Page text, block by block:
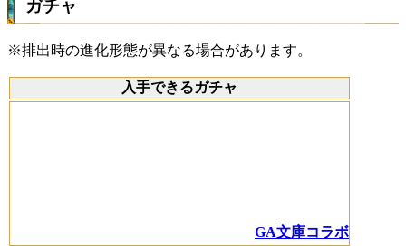
ガチャ
※排出時の進化形態が異なる場合があります。
入手できるガチャ
GA文庫コラボ